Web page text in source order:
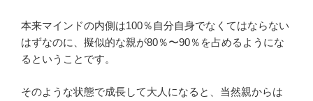
本来マインドの内側は100％自分自身でなくてはならない
はずなのに、擬似的な親が80％〜90％を占めるようにな
るということです。
そのような状態で成長して大人になると、当然親からは